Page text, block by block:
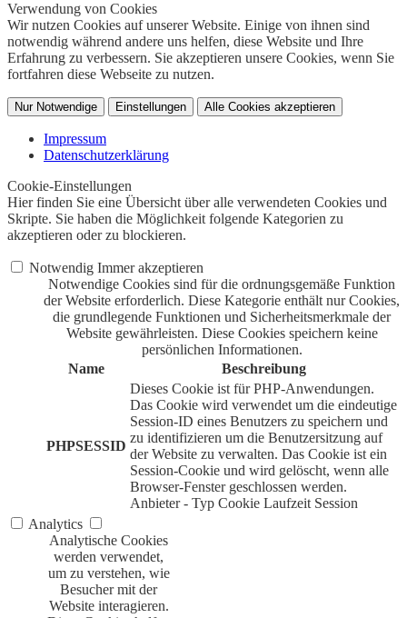
Verwendung von Cookies
Wir nutzen Cookies auf unserer Website. Einige von ihnen sind
notwendig während andere uns helfen, diese Website und Ihre
Erfahrung zu verbessern. Sie akzeptieren unsere Cookies, wenn Sie
fortfahren diese Webseite zu nutzen.
Nur Notwendige Einstellungen Alle Cookies akzeptieren
Impressum
Datenschutzerklärung
Cookie-Einstellungen
Hier finden Sie eine Übersicht über alle verwendeten Cookies und
Skripte. Sie haben die Möglichkeit folgende Kategorien zu
akzeptieren oder zu blockieren.
Notwendig Immer akzeptieren
Notwendige Cookies sind für die ordnungsgemäße Funktion
der Website erforderlich. Diese Kategorie enthält nur Cookies,
die grundlegende Funktionen und Sicherheitsmerkmale der
Website gewährleisten. Diese Cookies speichern keine
persönlichen Informationen.
Name
Beschreibung
PHPSESSID
Dieses Cookie ist für PHP-Anwendungen.
Das Cookie wird verwendet um die eindeutige
Session-ID eines Benutzers zu speichern und
zu identifizieren um die Benutzersitzung auf
der Website zu verwalten. Das Cookie ist ein
Session-Cookie und wird gelöscht, wenn alle
Browser-Fenster geschlossen werden.
Anbieter - Typ Cookie Laufzeit Session
Analytics
Analytische Cookies
werden verwendet,
um zu verstehen, wie
Besucher mit der
Website interagieren.